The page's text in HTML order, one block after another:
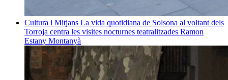
Cultura i Mitjans La vida quotidiana de Solsona al voltant dels
Torroja centra les visites nocturnes teatralitzades Ramon
Estany Montanyà